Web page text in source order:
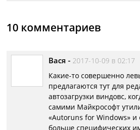
10 комментариев
Вася - 2017-10-09 в 02:17
Какие-то совершенно
предлагаются тут для
автозагрузки виндовс,
самими Майкрософт
«Autoruns for Windows» и
больше специфических